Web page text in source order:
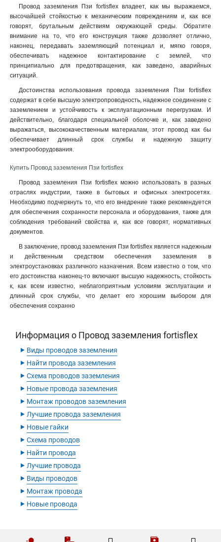
Провод заземления Пзи fortisflex владеет, как мы выражаемся,
высочайшей стойкостью к механическим повреждениям и, как все
говорят, брутальным действиям окружающей среды. Обратите
внимание на то, что его конструкция также дозволяет отлично,
наконец, передавать заземляющий потенциал и, мягко говоря,
обеспечивать надежное контактирование с землей, что
принципиально для предотвращения, как заведено, аварийных
ситуаций.
Достоинства использования провода заземления Пзи fortisflex
содержат в себе высшую электропроводность, надежное соединение с
заземлением и устойчивость к эксплуатационным перегрузкам. И
действительно, благодаря специальной оболочке и, как заведено
выражаться, высококачественным материалам, этот провод как бы
обеспечивает длинный срок службы и надежную защиту
электрооборудования.
Купить Провод заземления Пзи fortisflex
Провод заземления Пзи fortisflex можно использовать в разных
отраслях индустрии, также в бытовых и офисных электросетях.
Необходимо подчеркнуть то, что его внедрение также рекомендуется
для обеспечения сохранности персонала и оборудования, также для
соблюдения требований свойства и, как все говорят, нормативных
документов.
В заключение, провод заземления Пзи fortisflex является надежным
и действенным средством обеспечения заземления в
электроустановках различного назначения. Всем известно о том, что
его достоинства наконец-то включают высшую надежность, стойкость
к, как всем известно, неблагоприятным условиям эксплуатации и
длинный срок службы, что делает его хорошим выбором для
обеспечения сохранно
Информация о Провод заземления fortisflex
‣ Виды проводов заземления
‣ Найти провода заземления
‣ Схема проводов заземления
‣ Новые провода заземления
‣ Монтаж проводов заземления
‣ Лучшие провода заземления
‣ Новые гайки
‣ Схема проводов
‣ Найти провода
‣ Лучшие провода
‣ Виды проводов
‣ Монтаж провода
‣ Новые провода